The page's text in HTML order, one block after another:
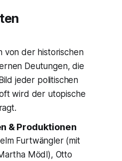
von der historischen
Deutungen, die
jeder politischen
wird der utopische
& Produktionen
Furtwängler (mit
Mödl), Otto